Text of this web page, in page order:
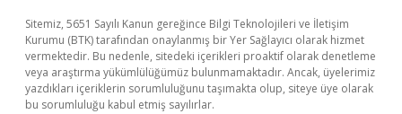
Sitemiz, 5651 Sayılı Kanun gereğince Bilgi Teknolojileri ve İletişim
Kurumu (BTK) tarafından onaylanmış bir Yer Sağlayıcı olarak hizmet
vermektedir. Bu nedenle, sitedeki içerikleri proaktif olarak denetleme
veya araştırma yükümlülüğümüz bulunmamaktadır. Ancak, üyelerimiz
yazdıkları içeriklerin sorumluluğunu taşımakta olup, siteye üye olarak
bu sorumluluğu kabul etmiş sayılırlar.